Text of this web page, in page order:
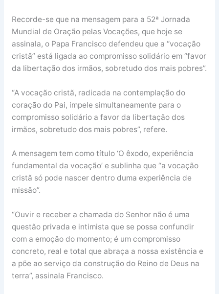
Recorde-se que na mensagem para a 52ª Jornada
Mundial de Oração pelas Vocações, que hoje se
assinala, o Papa Francisco defendeu que a “vocação
cristã” está ligada ao compromisso solidário em “favor
da libertação dos irmãos, sobretudo dos mais pobres”.
“A vocação cristã, radicada na contemplação do
coração do Pai, impele simultaneamente para o
compromisso solidário a favor da libertação dos
irmãos, sobretudo dos mais pobres”, refere.
A mensagem tem como título ‘O êxodo, experiência
fundamental da vocação’ e sublinha que “a vocação
cristã só pode nascer dentro duma experiência de
missão”.
“Ouvir e receber a chamada do Senhor não é uma
questão privada e intimista que se possa confundir
com a emoção do momento; é um compromisso
concreto, real e total que abraça a nossa existência e
a põe ao serviço da construção do Reino de Deus na
terra”, assinala Francisco.